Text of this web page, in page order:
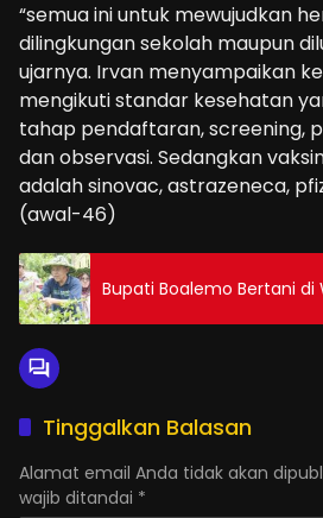
“semua ini untuk mewujudkan
dilingkungan sekolah maupun
ujarnya. Irvan menyampaikan
mengikuti standar kesehatan
tahap pendaftaran, screening,
dan observasi. Sedangkan
adalah sinovac, astrazeneca,
(awal-46)
Bupati Boalemo Bertani di
Tinggalkan Balasan
Alamat email Anda tidak akan
wajib ditandai *